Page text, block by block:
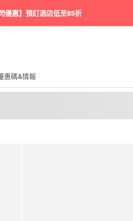
優惠】預訂酒店低至85折
惠碼&情報